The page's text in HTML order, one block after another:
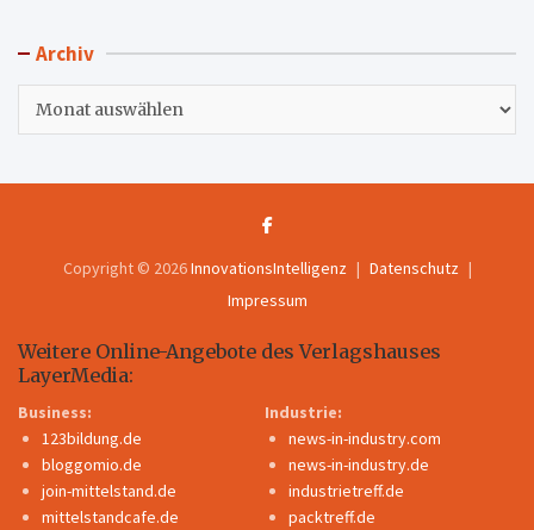
Archiv
Copyright © 2026InnovationsIntelligenz
Datenschutz
Impressum
Weitere Online-Angebote des Verlagshauses
LayerMedia:
Business:
123bildung.de
bloggomio.de
join-mittelstand.de
mittelstandcafe.de
Industrie:
news-in-industry.com
news-in-industry.de
industrietreff.de
packtreff.de